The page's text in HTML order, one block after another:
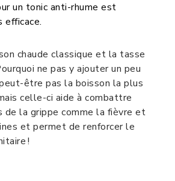
un tonic anti-rhume est
chaude classique et la tasse
ne pas y ajouter un peu
peut-être pas la boisson la plus
celle-ci aide à combattre
de la grippe comme la fièvre et
et permet de renforcer le
!